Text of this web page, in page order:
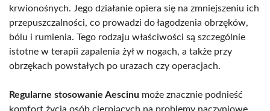
krwionośnych. Jego działanie opiera się na zmniejszeniu ich
przepuszczalności, co prowadzi do łagodzenia obrzęków,
bólu i rumienia. Tego rodzaju właściwości są szczególnie
istotne w terapii zapalenia żył w nogach, a także przy
obrzękach powstałych po urazach czy operacjach.
Regularne stosowanie Aescinu może znacznie podnieść